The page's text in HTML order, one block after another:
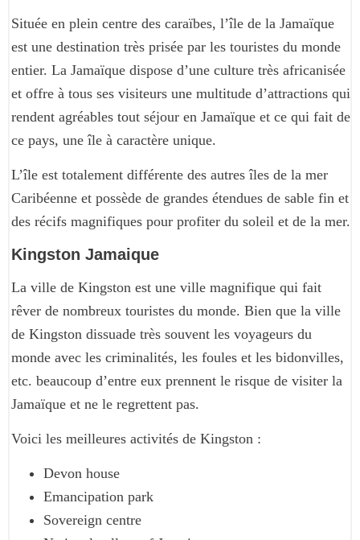
Située en plein centre des caraïbes, l’île de la Jamaïque
est une destination très prisée par les touristes du monde
entier. La Jamaïque dispose d’une culture très africanisée
et offre à tous ses visiteurs une multitude d’attractions qui
rendent agréables tout séjour en Jamaïque et ce qui fait de
ce pays, une île à caractère unique.
L’île est totalement différente des autres îles de la mer
Caribéenne et possède de grandes étendues de sable fin et
des récifs magnifiques pour profiter du soleil et de la mer.
Kingston Jamaique
La ville de Kingston est une ville magnifique qui fait
rêver de nombreux touristes du monde. Bien que la ville
de Kingston dissuade très souvent les voyageurs du
monde avec les criminalités, les foules et les bidonvilles,
etc. beaucoup d’entre eux prennent le risque de visiter la
Jamaïque et ne le regrettent pas.
Voici les meilleures activités de Kingston :
Devon house
Emancipation park
Sovereign centre